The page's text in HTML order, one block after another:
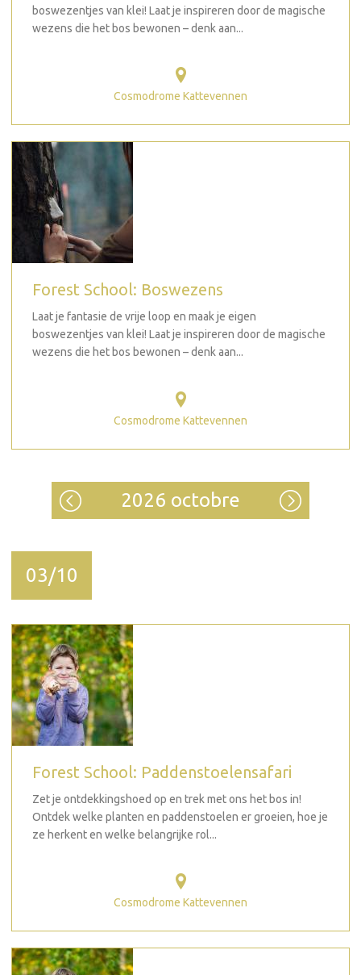
boswezentjes van klei! Laat je inspireren door de magische
wezens die het bos bewonen – denk aan...
Cosmodrome Kattevennen
Forest School: Boswezens
Laat je fantasie de vrije loop en maak je eigen
boswezentjes van klei! Laat je inspireren door de magische
wezens die het bos bewonen – denk aan...
Cosmodrome Kattevennen
2026 octobre
03/10
Forest School: Paddenstoelensafari
Zet je ontdekkingshoed op en trek met ons het bos in!
Ontdek welke planten en paddenstoelen er groeien, hoe je
ze herkent en welke belangrijke rol...
Cosmodrome Kattevennen